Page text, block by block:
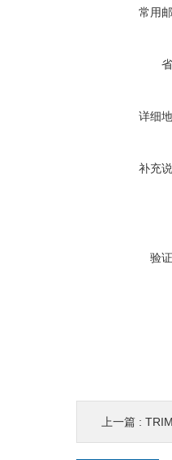
常用
详细
补充
验
上一篇 :